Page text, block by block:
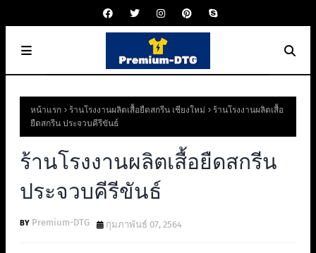
หน้าแรก ร้านโรงงานผลิตเสื้อยืดสกรีน เชียงใหม่
ร้านโรงงานผลิตเสื้อ
ยืดสกรีน ประจวบคีรีขันธ์
ร้านโรงงานผลิตเสื้อยืดสกรีน
ประจวบคีรีขันธ์
Premium-DTG กุมภาพันธ์ 07, 2564